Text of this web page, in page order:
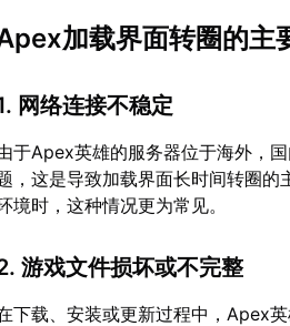
加载界面转圈的主
网络连接不稳定
于Apex英雄的服务器位于海外，
，这是导致加载界面长时间转圈
境时，这种情况更为常见。
游戏文件损坏或不完整
下载、安装或更新过程中，Apex